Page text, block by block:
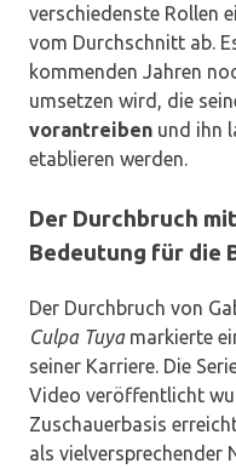
verschiedenste Rollen
vom Durchschnitt ab.
kommenden Jahren
umsetzen wird, die
vorantreiben und ihn
etablieren werden.
Der Durchbruch
Bedeutung für die
Der Durchbruch von
Culpa Tuyamarkierte
seiner Karriere. Die
Video veröffentlicht
Zuschauerbasis
als vielversprechender